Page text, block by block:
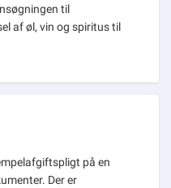
til
af øl, vin og spiritus til
på en
Der er